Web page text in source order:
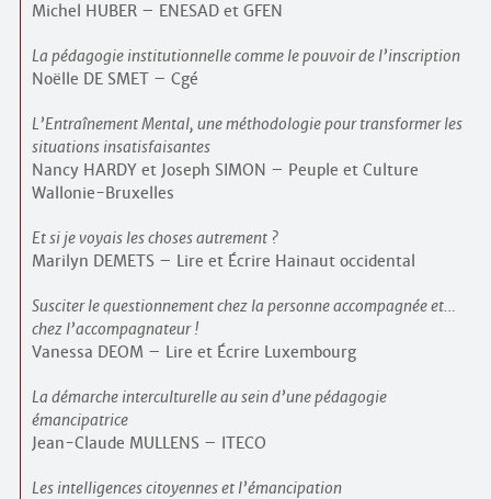
Michel HUBER – ENESAD et GFEN
La pédagogie institutionnelle comme le pouvoir de l’inscription
Noëlle DE SMET – Cgé
L’Entraînement Mental, une méthodologie pour transformer les
situations insatisfaisantes
Nancy HARDY et Joseph SIMON – Peuple et Culture
Wallonie-Bruxelles
Et si je voyais les choses autrement ?
Marilyn DEMETS – Lire et Écrire Hainaut occidental
Susciter le questionnement chez la personne accompagnée et…
chez l’accompagnateur !
Vanessa DEOM – Lire et Écrire Luxembourg
La démarche interculturelle au sein d’une pédagogie
émancipatrice
Jean-Claude MULLENS – ITECO
Les intelligences citoyennes et l’émancipation